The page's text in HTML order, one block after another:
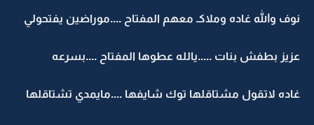
نوف والله غاده وملاكـ معهم المفتاح ....موراضين يفتحولي
عزيز بطفش بنات .....يالله عطوها المفتاح ....بسرعه
غاده لاتقول مشتاقلها توك شايفها ....مايمدي تشتاقلها